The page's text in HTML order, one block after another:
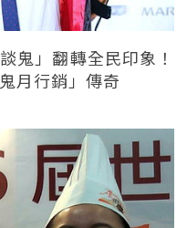
鬼」翻轉全民印象！
月行銷」傳奇